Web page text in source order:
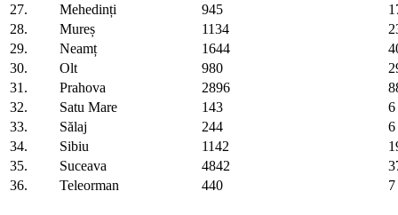
27.
Mehedinți 945
28.
Mureș 1134
29.
Neamț 1644
30.
Olt 980
31.
Prahova 2896
32.
Satu Mare 143
6
33.
Sălaj 244
6
34.
Sibiu 1142
35.
Suceava 4842
36.
Teleorman 440 7